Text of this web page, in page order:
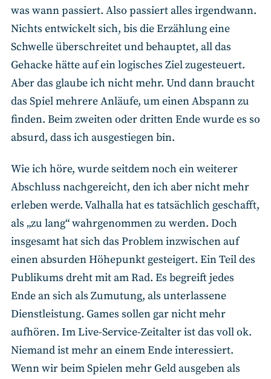
was wann passiert. Also passiert alles irgendwann.
Nichts entwickelt sich, bis die Erzählung eine
Schwelle überschreitet und behauptet, all das
Gehacke hätte auf ein logisches Ziel zugesteuert.
Aber das glaube ich nicht mehr. Und dann braucht
das Spiel mehrere Anläufe, um einen Abspann zu
finden. Beim zweiten oder dritten Ende wurde es so
absurd, dass ich ausgestiegen bin.
Wie ich höre, wurde seitdem noch ein weiterer
Abschluss nachgereicht, den ich aber nicht mehr
erleben werde. Valhalla hat es tatsächlich geschafft,
als „zu lang“ wahrgenommen zu werden. Doch
insgesamt hat sich das Problem inzwischen auf
einen absurden Höhepunkt gesteigert. Ein Teil des
Publikums dreht mit am Rad. Es begreift jedes
Ende an sich als Zumutung, als unterlassene
Dienstleistung. Games sollen gar nicht mehr
aufhören. Im Live-Service-Zeitalter ist das voll ok.
Niemand ist mehr an einem Ende interessiert.
Wenn wir beim Spielen mehr Geld ausgeben als